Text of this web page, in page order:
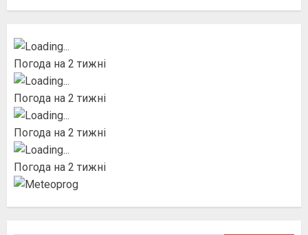
Погода на 2 тижні
Погода на 2 тижні
Погода на 2 тижні
Погода на 2 тижні